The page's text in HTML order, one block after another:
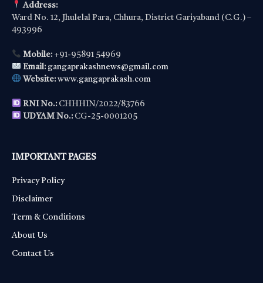
Address:
Ward No. 12, Jhulelal Para, Chhura, District Gariyaband (C.G.) –
493996
Mobile:+91-95891 54969
Email: gangaprakashnews@gmail.com
Website: www.gangaprakash.com
RNI No.:CHHHIN/2022/83766
UDYAM No.:CG-25-0001205
IMPORTANT PAGES
Privacy Policy
Disclaimer
Term & Conditions
About Us
Contact Us